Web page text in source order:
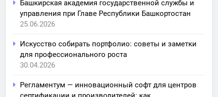
Башкирская академия государственной службы и
управления при Главе Республики Башкортостан
25.06.2026
Искусство собирать портфолио: советы и заметки
для профессионального роста
30.04.2026
Регламентум — инновационный софт для центров